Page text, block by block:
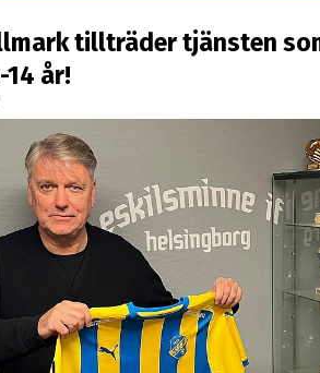
tillträder tjänsten
år!